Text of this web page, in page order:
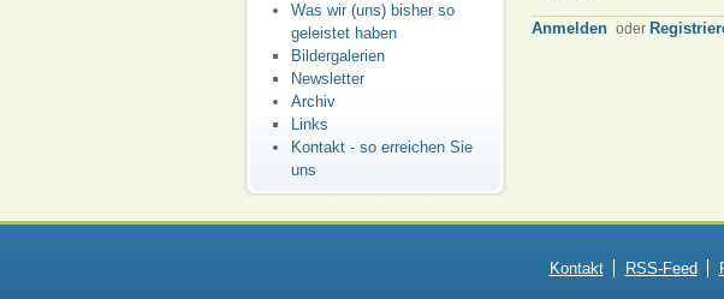
Was wir (uns) bisher so
geleistet haben
Bildergalerien
Newsletter
Archiv
Links
Kontakt - so erreichen Sie
uns
Anmelden oder
Kontakt RSS-Feed